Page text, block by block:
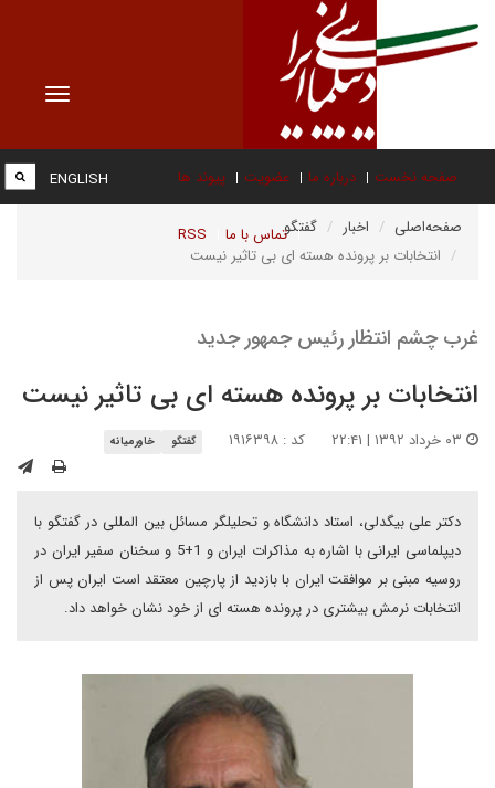
Toggle
صفحه نخست درباره ما عضویت پیوند ها
تماس با ما RSS
ENGLISH
صفحه‌اصلی اخبار
گفتگو
انتخابات بر پرونده هسته ای بی تاثیر نیست
غرب چشم انتظار رئیس جمهور جدید
انتخابات بر پرونده هسته ای بی تاثیر نیست
کد : ۱۹۱۶۳۹۸ گفتگو خاورمیانه
دکتر علی بیگدلی، استاد دانشگاه و تحلیلگر مسائل بین المللی در گفتگو با
دیپلماسی ایرانی با اشاره به مذاکرات ایران و 1+5 و سخنان سفیر ایران در
روسیه مبنی بر موافقت ایران با بازدید از پارچین معتقد است ایران پس از
انتخابات نرمش بیشتری در پرونده هسته ای از خود نشان خواهد داد.